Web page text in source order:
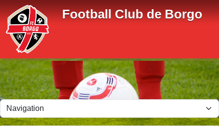
Football Club de Borgo
Panneau de gestion des cookies